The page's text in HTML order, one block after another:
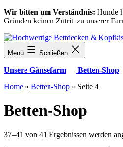
Zum
Inhalt
Wir bitten um Verständnis: Hunde
Gründen keinen Zutritt zu unserer
Menü Schließen
Unsere Gänsefarm Betten-Shop
Home » Betten-Shop » Seite 4
Betten-Shop
37–41 von 41 Ergebnissen werden